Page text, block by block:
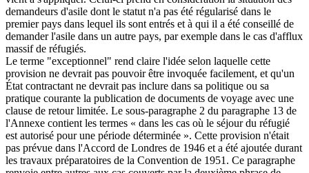
demandeurs d'asile dont le statut n'a pas été régularisé dans le
premier pays dans lequel ils sont entrés et à qui il a été conseillé de
demander l'asile dans un autre pays, par exemple dans le cas d'afflux
massif de réfugiés.
Le terme "exceptionnel" rend claire l'idée selon laquelle cette
provision ne devrait pas pouvoir être invoquée facilement, et qu'un
État contractant ne devrait pas inclure dans sa politique ou sa
pratique courante la publication de documents de voyage avec une
clause de retour limitée. Le sous-paragraphe 2 du paragraphe 13 de
l'Annexe contient les termes « dans les cas où le séjour du réfugié
est autorisé pour une période déterminée ». Cette provision n'était
pas prévue dans l'Accord de Londres de 1946 et a été ajoutée durant
les travaux préparatoires de la Convention de 1951. Ce paragraphe